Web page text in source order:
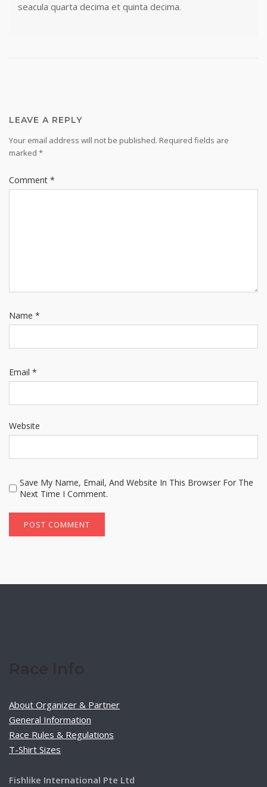
seacula quarta decima et quinta decima.
LEAVE A REPLY
Your email address will not be published. Required fields are
marked *
Comment *
Name *
Email *
Website
Save My Name, Email, And Website In This Browser For The
Next Time I Comment.
About Organizer & Partner
General Information
Race Rules & Regulations
T-Shirt Sizes
Fishlike International Pte Ltd